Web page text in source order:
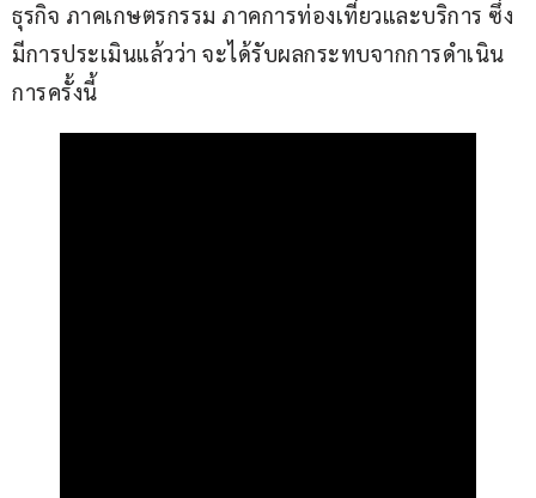
ธุรกิจ ภาคเกษตรกรรม ภาคการท่องเที่ยวและบริการ ซึ่ง
มีการประเมินแล้วว่า จะได้รับผลกระทบจากการดำเนิน
การครั้งนี้